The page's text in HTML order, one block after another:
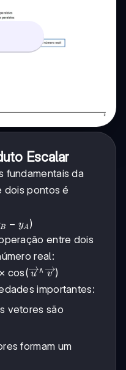
Escalar
fundamentais da
dois pontos é
B − yA)
entre dois
real:
=
||\overrightarrow{v}||
× cos( u∧ v )
importantes:
vetores são
formam um